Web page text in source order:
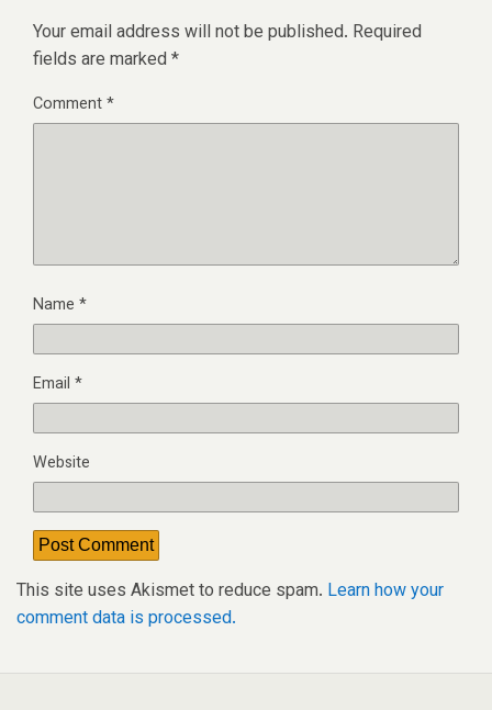
Your email address will not be published. Required
fields are marked *
Comment*
Name *
Email *
Website
This site uses Akismet to reduce spam. Learn how your
comment data is processed.